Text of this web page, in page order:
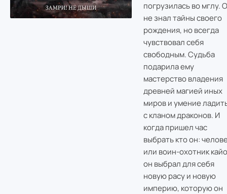
погрузилась во мглу.
не знал тайны своего
рождения, но всегда
чувствовал себя
свободным. Судьба
подарила ему
мастерство владения
древней магией иных
миров и умение
с кланом драконов. И
когда пришел час
выбрать кто он:
или воин-охотник
он выбрал для себя
новую расу и новую
империю, которую он